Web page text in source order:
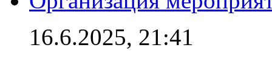
16.6.2025, 21:41